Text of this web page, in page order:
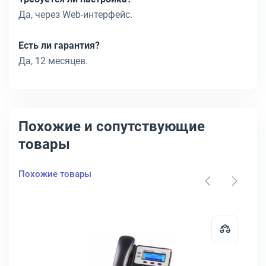
Да, через Web-интерфейс.
Есть ли гарантия?
Да, 12 месяцев.
Похожие и сопутствующие
товары
Похожие товары